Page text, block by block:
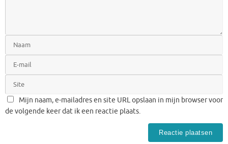
Mijn naam, e-mailadres en site URL opslaan in mijn browser voor
de volgende keer dat ik een reactie plaats.